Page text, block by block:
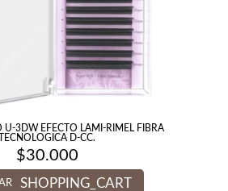
U-3DW EFECTO LAMI-RIMEL FIBRA
TECNOLOGICA D-CC.
$30.000
SHOPPING_CART